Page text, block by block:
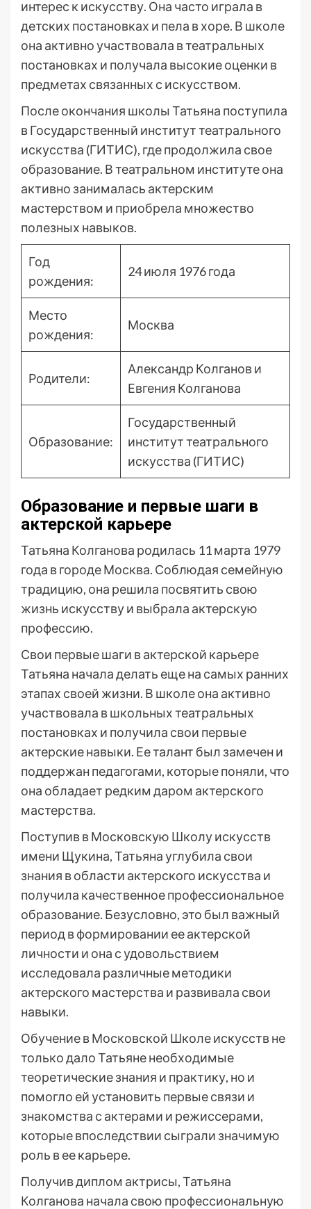
интерес к искусству. Она часто играла в
детских постановках и пела в хоре. В школе
она активно участвовала в театральных
постановках и получала высокие оценки в
предметах связанных с искусством.
После окончания школы Татьяна поступила
в Государственный институт театрального
искусства (ГИТИС), где продолжила свое
образование. В театральном институте она
активно занималась актерским
мастерством и приобрела множество
полезных навыков.
Год
рождения:
24 июля 1976 года
Место
рождения:
Москва
Родители:
Александр Колганов и
Евгения Колганова
Образование:
Государственный
институт театрального
искусства (ГИТИС)
Образование и первые шаги в
актерской карьере
Татьяна Колганова родилась 11 марта 1979
года в городе Москва. Соблюдая семейную
традицию, она решила посвятить свою
жизнь искусству и выбрала актерскую
профессию.
Свои первые шаги в актерской карьере
Татьяна начала делать еще на самых ранних
этапах своей жизни. В школе она активно
участвовала в школьных театральных
постановках и получила свои первые
актерские навыки. Ее талант был замечен и
поддержан педагогами, которые поняли, что
она обладает редким даром актерского
мастерства.
Поступив в Московскую Школу искусств
имени Щукина, Татьяна углубила свои
знания в области актерского искусства и
получила качественное профессиональное
образование. Безусловно, это был важный
период в формировании ее актерской
личности и она с удовольствием
исследовала различные методики
актерского мастерства и развивала свои
навыки.
Обучение в Московской Школе искусств не
только дало Татьяне необходимые
теоретические знания и практику, но и
помогло ей установить первые связи и
знакомства с актерами и режиссерами,
которые впоследствии сыграли значимую
роль в ее карьере.
Получив диплом актрисы, Татьяна
Колганова начала свою профессиональную